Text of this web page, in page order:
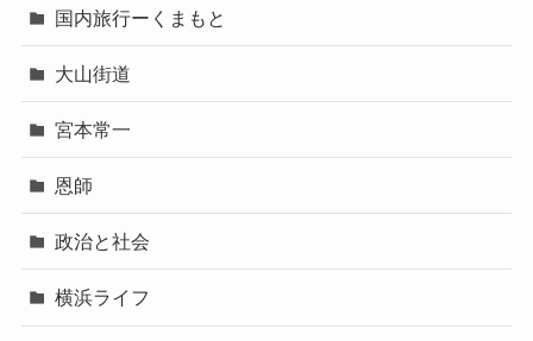
国内旅行ーくまもと
大山街道
宮本常一
恩師
政治と社会
横浜ライフ